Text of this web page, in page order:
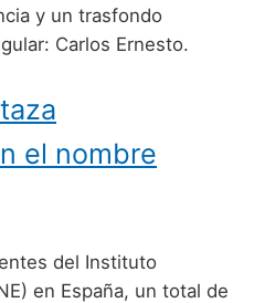
empiezan por G
empiezan por H
empiezan por I
empiezan por J
empiezan por K
empiezan por M
Cantabros
Castellanos
Catalanes
Extremeños
Gallegos
Murcianos
Mitologicos
Vikingos
Niño Chinos
Ingleses
Italianos
Niño Judíos
y un trasfondo
Carlos Ernesto.
el nombre
del Instituto
en España, un total de